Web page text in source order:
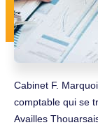
Cabinet F.
comptable qui se
Availles